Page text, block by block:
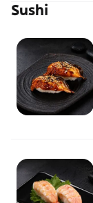
Sushi